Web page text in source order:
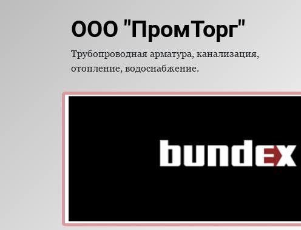
ООО "ПромТорг"
Трубопроводная арматура, канализация,
отопление, водоснабжение.